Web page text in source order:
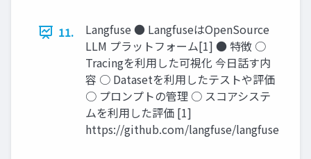
11.
Langfuse ● LangfuseはOpenSource
LLM プラットフォーム[1] ● 特徴 ○
Tracingを利用した可視化 今日話す内
容 ○ Datasetを利用したテストや評価
○ プロンプトの管理 ○ スコアシステ
ムを利用した評価 [1]
https://github.com/langfuse/langfuse